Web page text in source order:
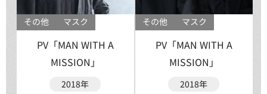
その他 マスク
PV「MAN WITH A
MISSION」
2018年
その他 マスク
PV「MAN WITH A
MISSION」
2018年